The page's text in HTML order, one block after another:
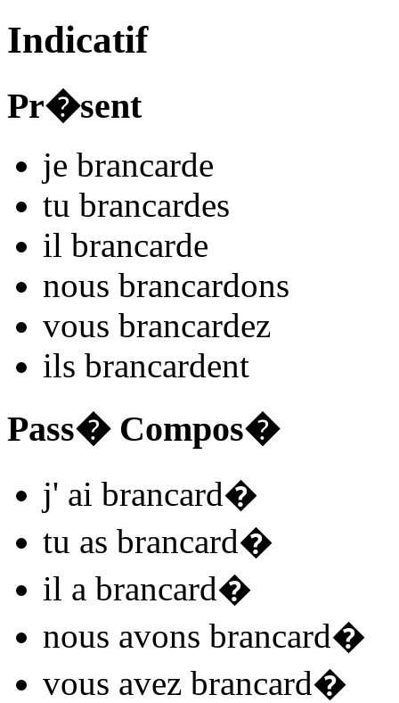
Indicatif
Pr�sent
je brancarde
tu brancardes
il brancarde
nous brancardons
vous brancardez
ils brancardent
Pass� Compos�
j' ai brancard�
tu as brancard�
il a brancard�
nous avons brancard�
vous avez brancard�